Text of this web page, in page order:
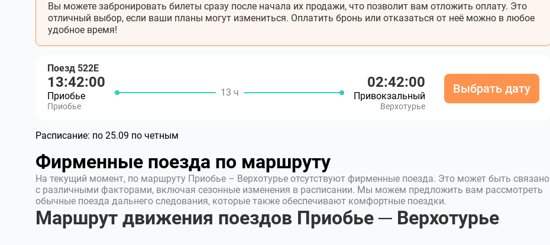
Вы можете забронировать билеты сразу после начала их продажи, что позволит вам отложить оплату. Это
отличный выбор, если ваши планы могут измениться. Оплатить бронь или отказаться от неё можно в любое
удобное время!
Поезд 522Е
13:42:00
Приобье
Приобье
13 ч
02:42:00
Привокзальный
Верхотурье
Выбрать дату
Расписание: по 25.09 по четным
Фирменные поезда по маршруту
На текущий момент, по маршруту Приобье – Верхотурье отсутствуют фирменные поезда. Это может быть связано
с различными факторами, включая сезонные изменения в расписании. Мы можем предложить вам рассмотреть
обычные поезда дальнего следования, которые также обеспечивают комфортные поездки.
Маршрут движения поездов Приобье ─ Верхотурье